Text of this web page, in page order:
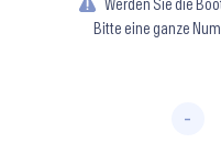
Werden Sie die
Bitte eine ganze
-